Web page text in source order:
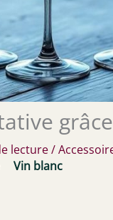
lecture/
Vin blanc